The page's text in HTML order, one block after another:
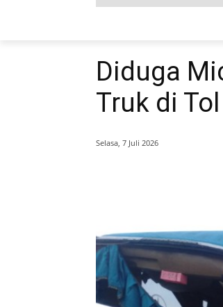
Diduga
Truk di
Selasa, 7 Juli 2026